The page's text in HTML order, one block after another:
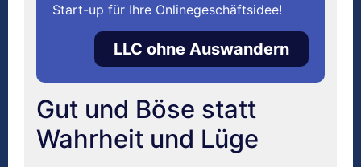
Start-up für Ihre Onlinegeschäftsidee!
LLC ohne Auswandern
Gut und Böse statt
Wahrheit und Lüge